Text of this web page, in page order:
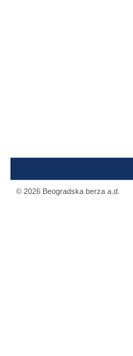
© 2026 Beogradska berza a.d.